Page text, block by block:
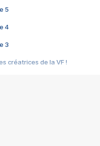
5
4
3
créatrices de la VF !